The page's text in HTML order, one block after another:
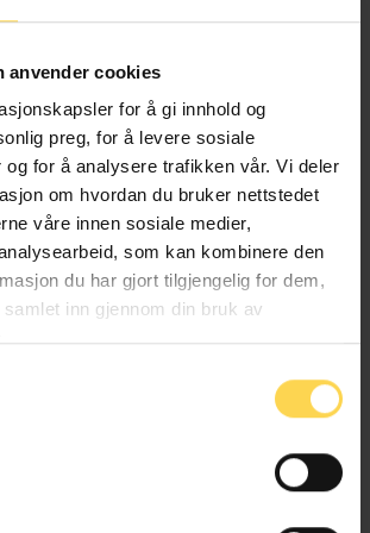
anvender cookies
for å gi innhold og
preg, for å levere sosiale
og for å analysere trafikken vår. Vi deler
om hvordan du bruker nettstedet
våre innen sosiale medier,
som kan kombinere den
du har gjort tilgjengelig for dem,
inn gjennom din bruk av
Helse- og omsorgsrett
Angrerettloven
EU/EØS-rett
, kjøps- og konkurranserett